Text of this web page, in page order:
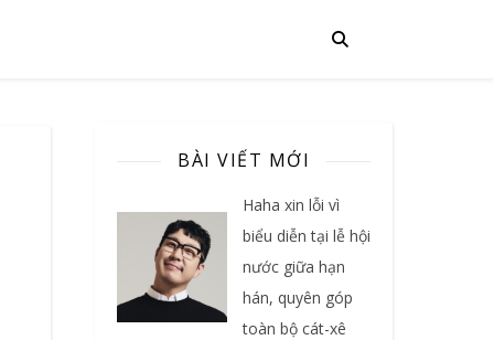
BÀI VIẾT MỚI
Haha xin lỗi vì
biểu diễn tại lễ hội
nước giữa hạn
hán, quyên góp
toàn bộ cát-xê